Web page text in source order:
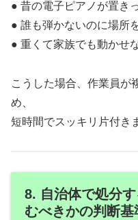
● 昔の電子ピアノが置き
● 誰も弾かないのに場所
● 重くて家族でも動かせ
こうした場合、作業員が
め、
短時間でスッキリ片付き
8. 自治体で処分
むべきかの判断基